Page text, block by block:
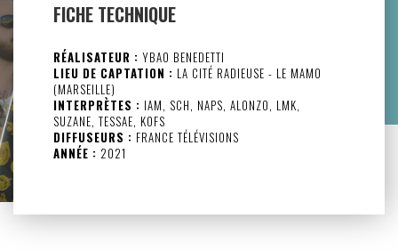
FICHE TECHNIQUE
RÉALISATEUR : YBAO BENEDETTI
LIEU DE CAPTATION : LA CITÉ RADIEUSE - LE MAMO
(MARSEILLE)
INTERPRÈTES : IAM, SCH, NAPS, ALONZO, LMK,
SUZANE, TESSAE, KOFS
DIFFUSEURS : FRANCE TÉLÉVISIONS
ANNÉE : 2021